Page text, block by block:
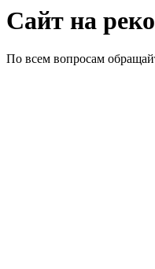
Сайт на
По всем вопросам